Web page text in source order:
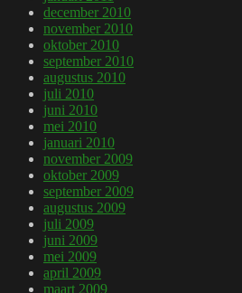
december 2010
november 2010
oktober 2010
september 2010
augustus 2010
juli 2010
juni 2010
mei 2010
januari 2010
november 2009
oktober 2009
september 2009
augustus 2009
juli 2009
juni 2009
mei 2009
april 2009
maart 2009